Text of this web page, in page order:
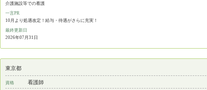
介護施設等での看護
一言PR
10月より処遇改定！給与・待遇がさらに充実！
最終更新日
2026年07月31日
東京都
資格 看護師